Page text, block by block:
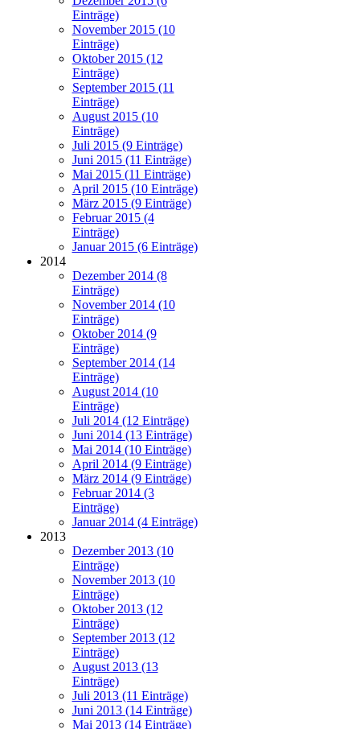
Einträge)
November 2015 (10
Einträge)
Oktober 2015 (12
Einträge)
September 2015 (11
Einträge)
August 2015 (10
Einträge)
Juli 2015 (9 Einträge)
Juni 2015 (11 Einträge)
Mai 2015 (11 Einträge)
April 2015 (10 Einträge)
März 2015 (9 Einträge)
Februar 2015 (4
Einträge)
Januar 2015 (6 Einträge)
2014
Dezember 2014 (8
Einträge)
November 2014 (10
Einträge)
Oktober 2014 (9
Einträge)
September 2014 (14
Einträge)
August 2014 (10
Einträge)
Juli 2014 (12 Einträge)
Juni 2014 (13 Einträge)
Mai 2014 (10 Einträge)
April 2014 (9 Einträge)
März 2014 (9 Einträge)
Februar 2014 (3
Einträge)
Januar 2014 (4 Einträge)
2013
Dezember 2013 (10
Einträge)
November 2013 (10
Einträge)
Oktober 2013 (12
Einträge)
September 2013 (12
Einträge)
August 2013 (13
Einträge)
Juli 2013 (11 Einträge)
Juni 2013 (14 Einträge)
Mai 2013 (14 Einträge)